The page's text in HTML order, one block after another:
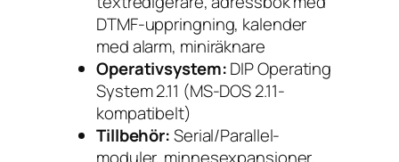
DTMF-uppringning, kalender
med alarm, miniräknare
Operativsystem:DIP Operating
System 2.11 (MS-DOS 2.11-
kompatibelt)
Tillbehör:Serial/Parallel-
moduler, minnesexpansioner,